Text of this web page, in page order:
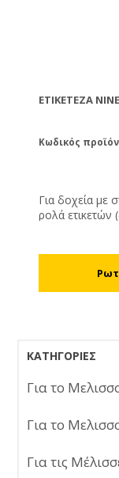
ΕΤΙΚΕΤΈΖΑ
Κωδικός
Για δοχεία με
ρολά ετικετών
ΚΑΤΗΓΟΡΊΕΣ
Για το
Για το
Για τις